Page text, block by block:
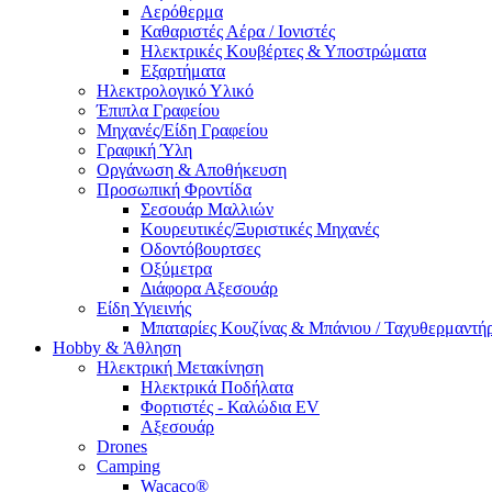
Αερόθερμα
Καθαριστές Αέρα / Ιονιστές
Ηλεκτρικές Κουβέρτες & Υποστρώματα
Εξαρτήματα
Ηλεκτρολογικό Υλικό
Έπιπλα Γραφείου
Μηχανές/Είδη Γραφείου
Γραφική Ύλη
Οργάνωση & Αποθήκευση
Προσωπική Φροντίδα
Σεσουάρ Μαλλιών
Κουρευτικές/Ξυριστικές Μηχανές
Οδοντόβουρτσες
Οξύμετρα
Διάφορα Αξεσουάρ
Είδη Υγιεινής
Μπαταρίες Κουζίνας & Μπάνιου /
Ηobby & Άθληση
Ηλεκτρική Μετακίνηση
Ηλεκτρικά Ποδήλατα
Φορτιστές - Καλώδια EV
Αξεσουάρ
Drones
Camping
Wacaco®